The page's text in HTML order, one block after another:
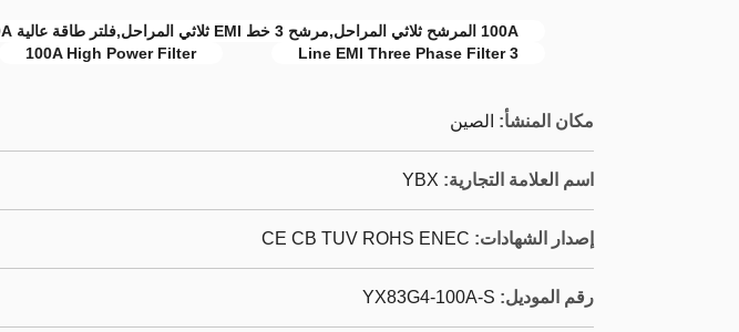
100A المرشح ثلاثي المراحل,مرشح 3 خط EMI ثلاثي المراحل,فلتر طاقة عالية 100A
3 Line EMI Three Phase Filter
100A High Power Filter
مكان المنشأ: الصين
اسم العلامة التجارية: YBX
إصدار الشهادات: CE CB TUV ROHS ENEC
رقم الموديل: YX83G4-100A-S